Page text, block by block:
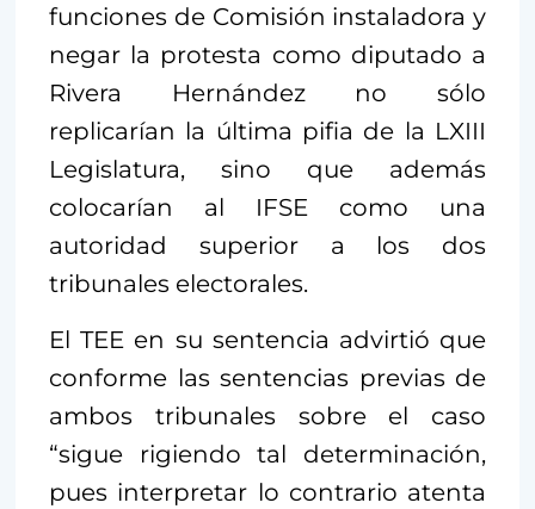
funciones de Comisión instaladora y
negar la protesta como diputado a
Rivera Hernández no sólo
replicarían la última pifia de la LXIII
Legislatura, sino que además
colocarían al IFSE como una
autoridad superior a los dos
tribunales electorales.
El TEE en su sentencia advirtió que
conforme las sentencias previas de
ambos tribunales sobre el caso
“sigue rigiendo tal determinación,
pues interpretar lo contrario atenta